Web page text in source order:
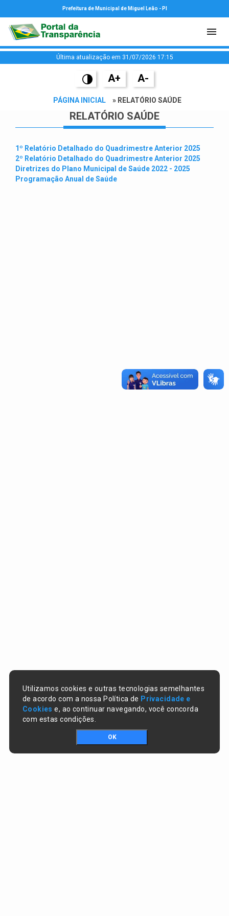
Prefeitura de Municipal de Miguel Leão - PI
Última atualização em 31/07/2026 17:15
A+ A-
PÁGINA INICIAL » RELATÓRIO SAÚDE
RELATÓRIO SAÚDE
1º Relatório Detalhado do Quadrimestre Anterior 2025
2º Relatório Detalhado do Quadrimestre Anterior 2025
Diretrizes do Plano Municipal de Saúde 2022 - 2025
Programação Anual de Saúde
Utilizamos cookies e outras tecnologias semelhantes
de acordo com a nossa Política de Privacidade e
Cookies e, ao continuar navegando, você concorda
com estas condições.
OK